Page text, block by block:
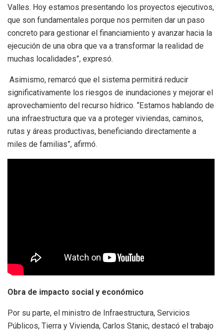
Valles. Hoy estamos presentando los proyectos ejecutivos,
que son fundamentales porque nos permiten dar un paso
concreto para gestionar el financiamiento y avanzar hacia la
ejecución de una obra que va a transformar la realidad de
muchas localidades”, expresó.
Asimismo, remarcó que el sistema permitirá reducir
significativamente los riesgos de inundaciones y mejorar el
aprovechamiento del recurso hídrico. “Estamos hablando de
una infraestructura que va a proteger viviendas, caminos,
rutas y áreas productivas, beneficiando directamente a
miles de familias”, afirmó.
Obra de impacto social y económico
Por su parte, el ministro de Infraestructura, Servicios
Públicos, Tierra y Vivienda, Carlos Stanic, destacó el trabajo